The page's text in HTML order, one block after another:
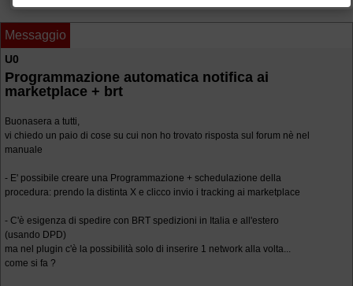
Messaggio
U0
Programmazione automatica notifica ai
marketplace + brt
Buonasera a tutti,
vi chiedo un paio di cose su cui non ho trovato risposta sul forum nè nel
manuale
- E' possibile creare una Programmazione + schedulazione della
procedura: prendo la distinta X e clicco invio i tracking ai marketplace
- C'è esigenza di spedire con BRT spedizioni in Italia e all'estero
(usando DPD)
ma nel plugin c'è la possibilità solo di inserire 1 network alla volta...
come si fa ?